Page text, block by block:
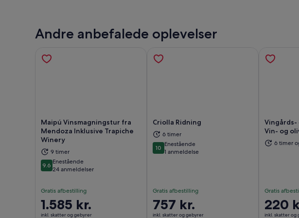
Andre anbefalede oplevelser
Maipú Vinsmagningstur fra
Mendoza Inklusive Trapiche
Winery
9 timer
9.69.6 ud af 10
Enestående
24 anmeldelser
Gratis afbestilling
Prisen
er
1.585 kr.
inkl. skatter og gebyrer
Åbner i en ny fane
Criolla Ridning
6 timer
1010 ud af 10
Enestående
1 anmeldelse
Gratis afbestilling
Prisen
er
757 kr.
inkl. skatter og gebyrer
Åbner i en ny fane
Vin- og
6 timer
Gratis
Prisen
er
220
inkl. skatter og